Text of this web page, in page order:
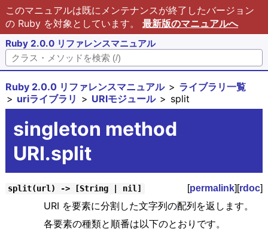
このマニュアルは既にメンテナンスが終了したバージョン
の Ruby を対象としています。 最新版のマニュアルへ
Ruby 2.0.0 リファレンスマニュアル
Ruby 2.0.0 リファレンスマニュアル
ライブラリ一覧
uriライブラリ
URIモジュール split
singleton method
URI.split
split(url) -> [String | nil] [permalink][rdoc]
URI を要素に分割した文字列の配列を返します。
各要素の種類と順番は以下のとおりです。